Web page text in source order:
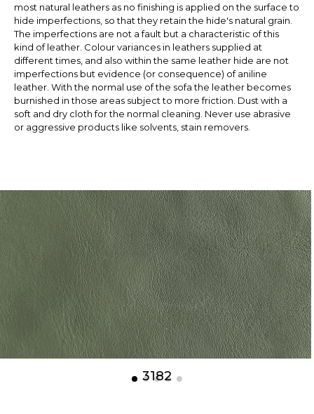
most natural leathers as no finishing is applied on the surface to
hide imperfections, so that they retain the hide's natural grain.
The imperfections are not a fault but a characteristic of this
kind of leather. Colour variances in leathers supplied at
different times, and also within the same leather hide are not
imperfections but evidence (or consequence) of aniline
leather. With the normal use of the sofa the leather becomes
burnished in those areas subject to more friction. Dust with a
soft and dry cloth for the normal cleaning. Never use abrasive
or aggressive products like solvents, stain removers.
3182